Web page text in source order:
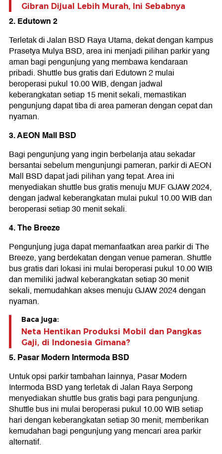
Gibran Dijual Lebih Murah, Ini Sebabnya
2. Edutown 2
Terletak di Jalan BSD Raya Utama, dekat dengan kampus
Prasetya Mulya BSD, area ini menjadi pilihan parkir yang
aman bagi pengunjung yang membawa kendaraan
pribadi. Shuttle bus gratis dari Edutown 2 mulai
beroperasi pukul 10.00 WIB, dengan jadwal
keberangkatan setiap 15 menit sekali, memastikan
pengunjung dapat tiba di area pameran dengan cepat dan
nyaman.
3. AEON Mall BSD
Bagi pengunjung yang ingin berbelanja atau sekadar
bersantai sebelum mengunjungi pameran, parkir di AEON
Mall BSD dapat jadi pilihan yang tepat. Area ini
menyediakan shuttle bus gratis menuju MUF GJAW 2024,
dengan jadwal keberangkatan mulai pukul 10.00 WIB dan
beroperasi setiap 30 menit sekali.
4. The Breeze
Pengunjung juga dapat memanfaatkan area parkir di The
Breeze, yang berdekatan dengan venue pameran. Shuttle
bus gratis dari lokasi ini mulai beroperasi pukul 10.00 WIB
dan memiliki jadwal keberangkatan setiap 30 menit
sekali, memudahkan akses menuju GJAW 2024 dengan
nyaman.
Baca juga:
Neta Hentikan Produksi Mobil dan Pangkas
Gaji, di Indonesia Gimana?
5. Pasar Modern Intermoda BSD
Untuk opsi parkir tambahan lainnya, Pasar Modern
Intermoda BSD yang terletak di Jalan Raya Serpong
menyediakan shuttle bus gratis bagi para pengunjung.
Shuttle bus ini mulai beroperasi pukul 10.00 WIB setiap
hari dengan keberangkatan setiap 30 menit, memberikan
kemudahan bagi pengunjung yang mencari area parkir
alternatif.